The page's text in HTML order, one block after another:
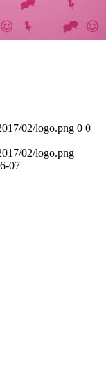
02/logo.png 0 0
02/logo.png
07